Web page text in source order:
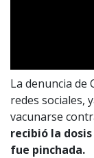
La denuncia de
redes sociales,
vacunarse
recibió la
fue pinchada.